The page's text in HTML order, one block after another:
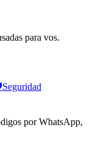
para vos.
Seguridad
por WhatsApp,